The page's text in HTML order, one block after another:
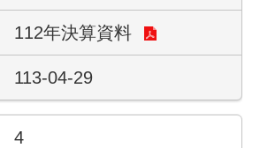
112年決算資料
113-04-29
4